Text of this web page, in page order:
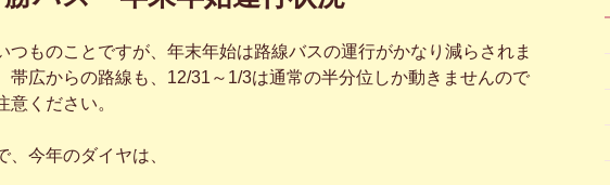
ものことですが、年末年始は路線バスの運行がかなり減らされま
帯広からの路線も、12/31～1/3は通常の半分位しか動きませんので
意ください。
今年のダイヤは、